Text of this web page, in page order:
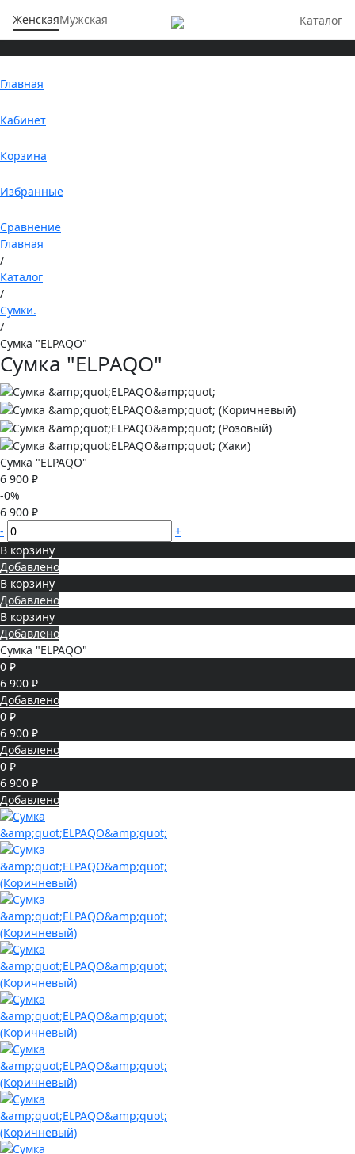
ЖенскаяМужская Каталог
Главная
Кабинет
Корзина
Избранные
Сравнение
Главная
/
Каталог
/
Сумки.
/
Сумка "ELPAQO"
Сумка "ELPAQO"
Сумка "ELPAQO"
6 900 ₽
-0%
6 900 ₽
-
+
В корзину
Добавлено
В корзину
Добавлено
В корзину
Добавлено
Сумка "ELPAQO"
0 ₽
6 900 ₽
Добавлено
0 ₽
6 900 ₽
Добавлено
0 ₽
6 900 ₽
Добавлено